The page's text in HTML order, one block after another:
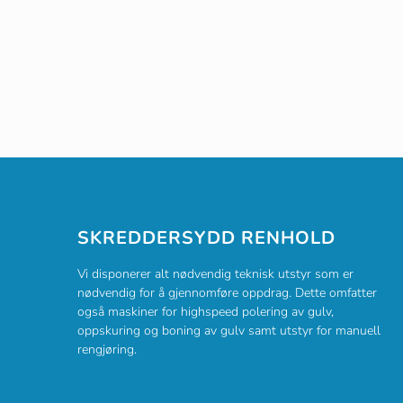
SKREDDERSYDD RENHOLD
Vi disponerer alt nødvendig teknisk utstyr som er
nødvendig for å gjennomføre oppdrag. Dette omfatter
også maskiner for highspeed polering av gulv,
oppskuring og boning av gulv samt utstyr for manuell
rengjøring.